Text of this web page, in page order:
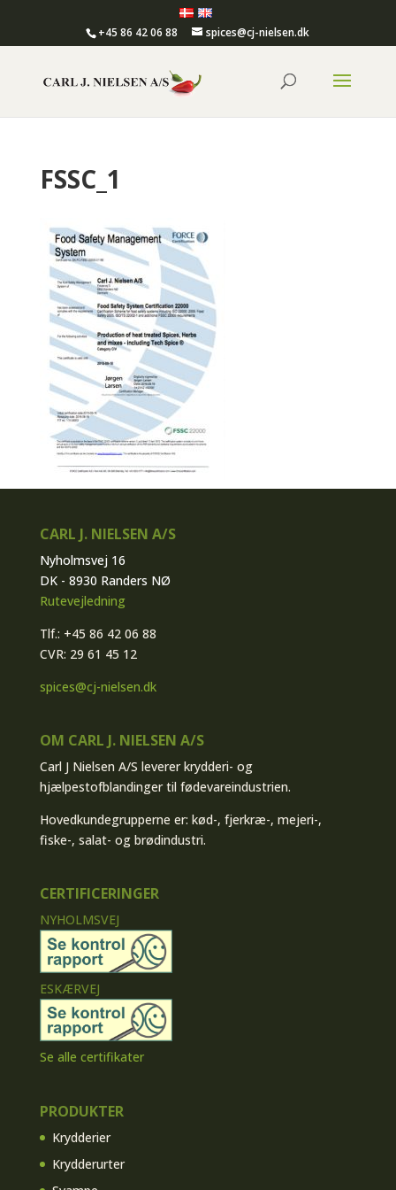
+45 86 42 06 88 spices@cj-nielsen.dk
FSSC_1
CARL J. NIELSEN A/S
Nyholmsvej 16
DK - 8930 Randers NØ
Rutevejledning
Tlf.: +45 86 42 06 88
CVR: 29 61 45 12
spices@cj-nielsen.dk
OM CARL J. NIELSEN A/S
Carl J Nielsen A/S leverer krydderi- og
hjælpestofblandinger til fødevareindustrien.
Hovedkundegrupperne er: kød-, fjerkræ-, mejeri-,
fiske-, salat- og brødindustri.
CERTIFICERINGER
NYHOLMSVEJ
ESKÆRVEJ
Se alle certifikater
PRODUKTER
Krydderier
Krydderurter